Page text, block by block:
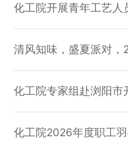
化工院开展青年工艺人
清风知味，盛夏派对
化工院专家组赴浏阳市
化工院2026年度职工